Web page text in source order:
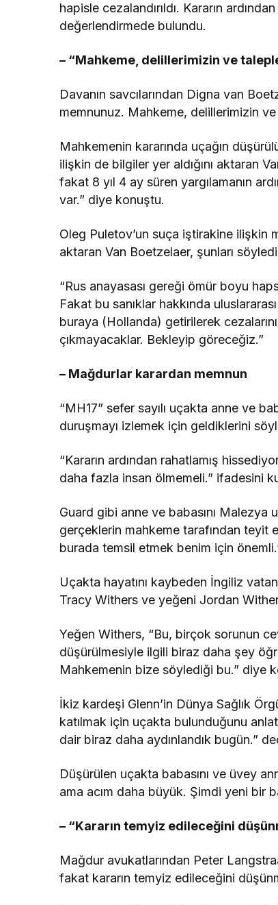
hapisle cezalandırıldı. Kararın
değerlendirmede bulundu.
– “Mahkeme, delillerimizin ve
Davanın savcılarından Digna van
memnunuz. Mahkeme, delillerimizin
Mahkemenin kararında uçağın
ilişkin de bilgiler yer aldığını aktaran
fakat 8 yıl 4 ay süren yargılamanın
var.” diye konuştu.
Oleg Puletov’un suça iştirakine ilişkin
aktaran Van Boetzelaer, şunları
“Rus anayasası gereği ömür boyu
Fakat bu sanıklar hakkında
buraya (Hollanda) getirilerek
çıkmayacaklar. Bekleyip göreceğiz.”
– Mağdurlar karardan memnun
“MH17” sefer sayılı uçakta anne ve
duruşmayı izlemek için geldiklerini
“Kararın ardından rahatlamış
daha fazla insan ölmemeli.” ifadesini
Guard gibi anne ve babasını
gerçeklerin mahkeme tarafından teyit
burada temsil etmek benim için
Uçakta hayatını kaybeden İngiliz
Tracy Withers ve yeğeni Jordan
Yeğen Withers, “Bu, birçok sorunun
düşürülmesiyle ilgili biraz daha şey
Mahkemenin bize söylediği bu.” diye
İkiz kardeşi Glenn’in Dünya Sağlık
katılmak için uçakta bulunduğunu
dair biraz daha aydınlandık bugün.”
Düşürülen uçakta babasını ve üvey
ama acım daha büyük. Şimdi yeni bir
– “Kararın temyiz edileceğini
Mağdur avukatlarından Peter
fakat kararın temyiz edileceğini